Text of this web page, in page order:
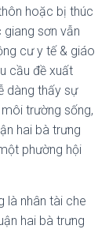
hoặc bị thúc
giang sơn vẫn
cư y tế & giáo
cầu đề xuất
dàng thấy sự
trường sống,
hai bà trưng
phường hội
là nhân tài che
hai bà trưng